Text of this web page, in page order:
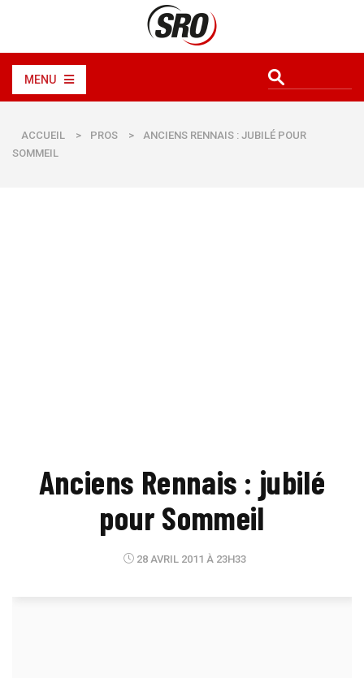
MENU
ACCUEIL > PROS >
ANCIENS RENNAIS : JUBILÉ POUR
SOMMEIL
Anciens Rennais : jubilé
pour Sommeil
28 AVRIL 2011 À 23H33